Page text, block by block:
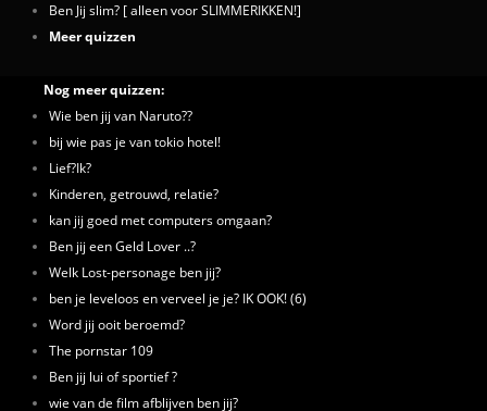
Ben Jij slim? [ alleen voor SLIMMERIKKEN!]
Meer quizzen
Nog meer quizzen:
Wie ben jij van Naruto??
bij wie pas je van tokio hotel!
Lief?Ik?
Kinderen, getrouwd, relatie?
kan jij goed met computers omgaan?
Ben jij een Geld Lover ..?
Welk Lost-personage ben jij?
ben je leveloos en verveel je je? IK OOK! (6)
Word jij ooit beroemd?
The pornstar 109
Ben jij lui of sportief ?
wie van de film afblijven ben jij?